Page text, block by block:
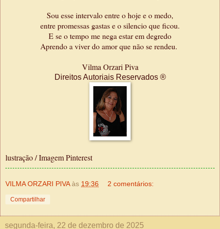
Sou esse intervalo entre o hoje e o medo,
entre promessas gastas e o silencio que ficou.
E se o tempo me nega estar em degredo
Aprendo a viver do amor que não se rendeu.
Vilma Orzari Piva
Direitos Autoriais Reservados ®
lustração / Imagem Pinterest
VILMA ORZARI PIVA às 19:36 2 comentários:
Compartilhar
segunda-feira, 22 de dezembro de 2025